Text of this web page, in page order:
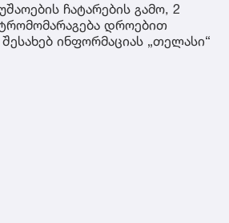
ჩატარების გამო, 2
დროებით
ინფორმაციას „თელასი“